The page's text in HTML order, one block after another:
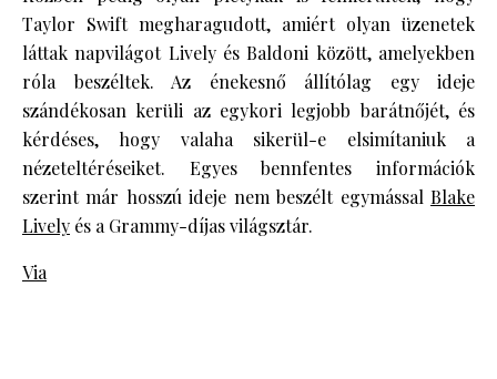
Taylor Swift megharagudott, amiért olyan üzenetek
láttak napvilágot Lively és Baldoni között, amelyekben
róla beszéltek. Az énekesnő állítólag egy ideje
szándékosan kerüli az egykori legjobb barátnőjét, és
kérdéses, hogy valaha sikerül-e elsimítaniuk a
nézeteltéréseiket. Egyes bennfentes információk
szerint már hosszú ideje nem beszélt egymással Blake
Lively és a Grammy-díjas világsztár.
Via